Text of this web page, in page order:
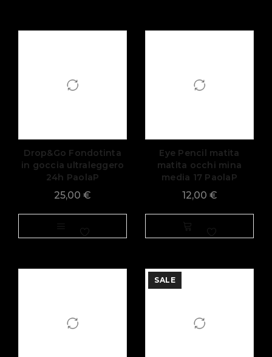
Drop&Go Fondotinta
in goccia ultraleggero
24h PaolaP
25,00 €
Eye Pencil matita
matita occhi mina
media 17 PaolaP
12,00 €
SALE